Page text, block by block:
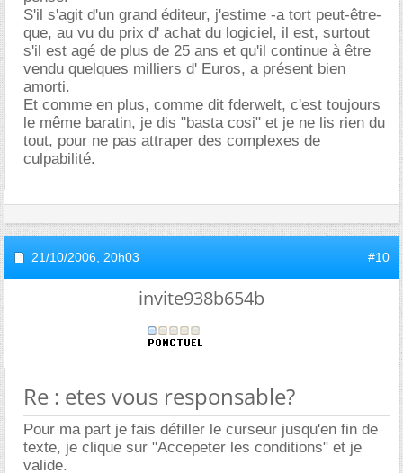
S'il s'agit d'un grand éditeur, j'estime -a tort peut-être-
que, au vu du prix d' achat du logiciel, il est, surtout
s'il est agé de plus de 25 ans et qu'il continue à être
vendu quelques milliers d' Euros, a présent bien
amorti.
Et comme en plus, comme dit fderwelt, c'est toujours
le même baratin, je dis "basta cosi" et je ne lis rien du
tout, pour ne pas attraper des complexes de
culpabilité.
21/10/2006, 20h03 #10
invite938b654b
Re : etes vous responsable?
Pour ma part je fais défiller le curseur jusqu'en fin de
texte, je clique sur "Accepeter les conditions" et je
valide.